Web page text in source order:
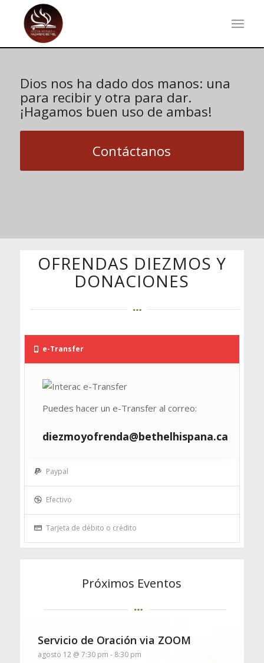
Dios nos ha dado dos manos: una
para recibir y otra para dar.
¡Hagamos buen uso de ambas!
Contáctanos
OFRENDAS DIEZMOS Y
DONACIONES
e-Transfer
Puedes hacer un e-Transfer al correo:
diezmoyofrenda@bethelhispana.ca
Paypal
Efectivo
Tarjeta de débito o crédito
Próximos Eventos
Servicio de Oración via ZOOM
agosto 12 @ 7:30 pm - 8:30 pm